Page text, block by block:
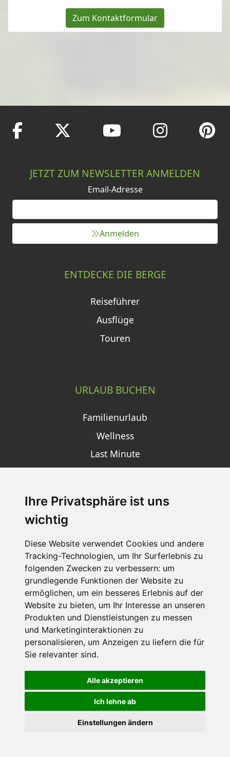
Ihre Privatsphäre ist uns
wichtig
Diese Website verwendet Cookies und andere
Tracking-Technologien, um Ihr Surferlebnis zu
folgenden Zwecken zu verbessern: um
grundlegende Funktionen der Website zu
ermöglichen, um ein besseres Erlebnis auf der
Website zu bieten, um Ihr Interesse an unseren
Produkten und Dienstleistungen zu messen
und Marketinginteraktionen zu
personalisieren, um Anzeigen zu liefern die für
Sie relevanter sind.
Alle akzeptieren
Ich lehne ab
Einstellungen ändern
Zum Kontaktformular
JETZT ZUM NEWSLETTER ANMELDEN
Email-Adresse
Anmelden
ENTDECKE DIE BERGE
Reiseführer
Ausflüge
Touren
URLAUB BUCHEN
Familienurlaub
Wellness
Last Minute
SCHNEEHÖHEN SKI APP
Die Schneehoehen Ski APP für iOS und Android - Ein
Muss für alle Wintersportler und Schneefreaks!
Impressum
Datenschutz
Nutzungsbedingungen
Portale
FAQ Newsletter Mediadaten
©2026 Schneemenschen GmbH